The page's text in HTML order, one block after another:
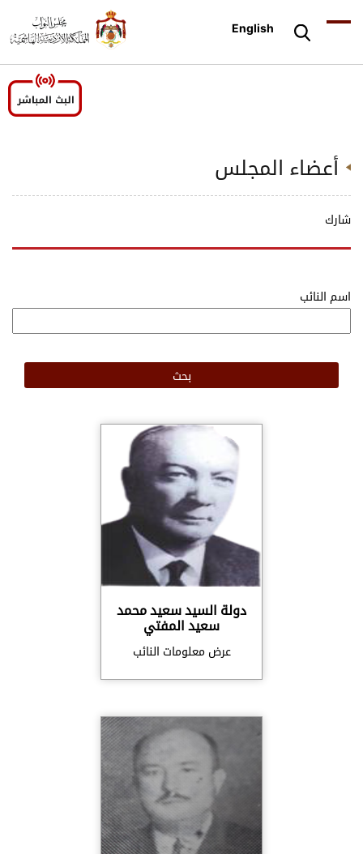
English
أعضاء المجلس
شارك
اسم النائب
دولة السيد سعيد محمد
سعيد المفتي
عرض معلومات النائب